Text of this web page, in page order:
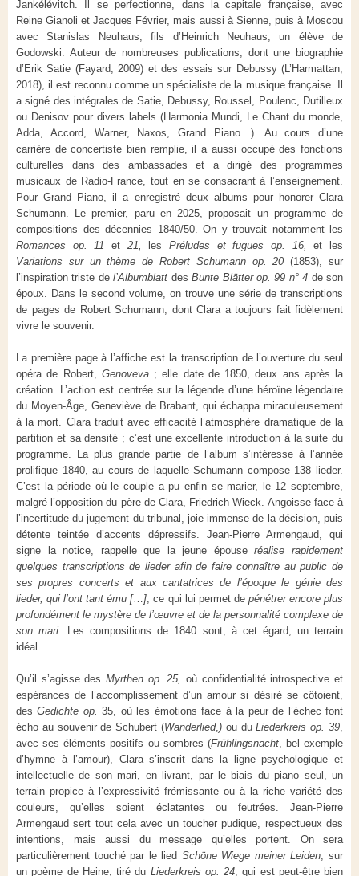
Jankélévitch. Il se perfectionne, dans la capitale française, avec
Reine Gianoli et Jacques Février, mais aussi à Sienne, puis à Moscou
avec Stanislas Neuhaus, fils d’Heinrich Neuhaus, un élève de
Godowski. Auteur de nombreuses publications, dont une biographie
d’Erik Satie (Fayard, 2009) et des essais sur Debussy (L’Harmattan,
2018), il est reconnu comme un spécialiste de la musique française. Il
a signé des intégrales de Satie, Debussy, Roussel, Poulenc, Dutilleux
ou Denisov pour divers labels (Harmonia Mundi, Le Chant du monde,
Adda, Accord, Warner, Naxos, Grand Piano…). Au cours d’une
carrière de concertiste bien remplie, il a aussi occupé des fonctions
culturelles dans des ambassades et a dirigé des programmes
musicaux de Radio-France, tout en se consacrant à l’enseignement.
Pour Grand Piano, il a enregistré deux albums pour honorer Clara
Schumann. Le premier, paru en 2025, proposait un programme de
compositions des décennies 1840/50. On y trouvait notamment les
Romances op. 11 et 21, lesPréludes et fugues op. 16,et les
Variations sur un thème de Robert Schumann op. 20(1853), sur
l’inspiration triste del’Albumblatt desBunte Blätter op. 99 n° 4 de son
époux. Dans le second volume, on trouve une série de transcriptions
de pages de Robert Schumann, dont Clara a toujours fait fidèlement
vivre le souvenir.
La première page à l’affiche est la transcription de l’ouverture du seul
opéra de Robert, Genoveva; elle date de 1850, deux ans après la
création. L’action est centrée sur la légende d’une héroïne légendaire
du Moyen-Âge, Geneviève de Brabant, qui échappa miraculeusement
à la mort. Clara traduit avec efficacité l’atmosphère dramatique de la
partition et sa densité ; c’est une excellente introduction à la suite du
programme. La plus grande partie de l’album s’intéresse à l’année
prolifique 1840, au cours de laquelle Schumann compose 138 lieder.
C’est la période où le couple a pu enfin se marier, le 12 septembre,
malgré l’opposition du père de Clara, Friedrich Wieck. Angoisse face à
l’incertitude du jugement du tribunal, joie immense de la décision, puis
détente teintée d’accents dépressifs. Jean-Pierre Armengaud, qui
signe la notice, rappelle que la jeune épouseréalise rapidement
quelques transcriptions de lieder afin de faire connaître au public de
ses propres concerts et aux cantatrices de l’époque le génie des
lieder, qui l’ont tant ému [… ] , ce qui lui permet de pénétrer encore plus
profondément le mystère de l’œuvre et de la personnalité complexe de
son mari . Les compositions de 1840 sont, à cet égard, un terrain
idéal.
Qu’il s’agisse des Myrthen op. 25, où confidentialité introspective et
espérances de l’accomplissement d’un amour si désiré se côtoient,
desGedichte op.35, où les émotions face à la peur de l’échec font
écho au souvenir de Schubert (Wanderlied, ) ou duLiederkreis op. 39
avec ses éléments positifs ou sombres (Frühlingsnacht, bel exemple
d’hymne à l’amour), Clara s’inscrit dans la ligne psychologique et
intellectuelle de son mari, en livrant, par le biais du piano seul, un
terrain propice à l’expressivité frémissante ou à la riche variété des
couleurs, qu’elles soient éclatantes ou feutrées. Jean-Pierre
Armengaud sert tout cela avec un toucher pudique, respectueux des
intentions, mais aussi du message qu’elles portent. On sera
particulièrement touché par le lied Schöne Wiege meiner Leiden , sur
un poème de Heine, tiré du Liederkreis op. 24 , qui est peut-être bien